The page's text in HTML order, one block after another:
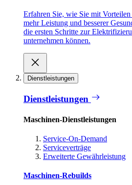
Erfahren Sie, wie Sie mit
mehr Leistung und besserer
die ersten Schritte zur
unternehmen können.
Dienstleistungen
Dienstleistungen
Maschinen-Dienstleistungen
Service-On-Demand
Serviceverträge
Erweiterte Gewährleistung
Maschinen-Rebuilds